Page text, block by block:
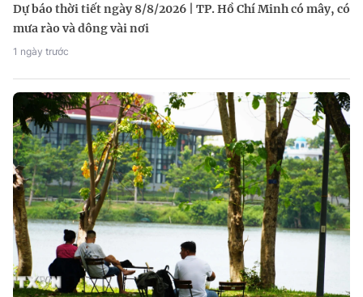
Dự báo thời tiết ngày 8/8/2026 | TP. Hồ Chí Minh có mây, có
mưa rào và dông vài nơi
1 ngày trước